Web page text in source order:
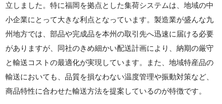
立しました。特に福岡を拠点とした集荷システムは、地域の中
小企業にとって大きな利点となっています。製造業が盛んな九
州地方では、部品や完成品を本州の取引先へ迅速に届ける必要
がありますが、同社のきめ細かい配送計画により、納期の厳守
と輸送コストの最適化が実現しています。また、地域特産品の
輸送においても、品質を損なわない温度管理や振動対策など、
商品特性に合わせた輸送方法を提案しているのが特徴です。